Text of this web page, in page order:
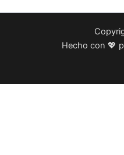
Hecho con 💖